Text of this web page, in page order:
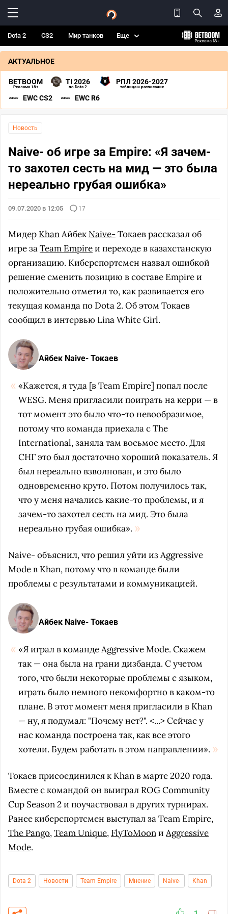
Dota 2 CS2 Мир танков Еще
АКТУАЛЬНОЕ
BETBOOM
Реклама 18+
TI 2026
по Dota 2
РПЛ 2026-2027
таблица и расписание
EWC CS2 EWC R6
Новость
Naive- об игре за Empire: «Я зачем-
то захотел сесть на мид — это была
нереально грубая ошибка»
09.07.2020 в 12:05 17
Мидер KhanАйбек Naive-Токаев рассказал об
игре заTeam Empireи переходе в казахстанскую
организацию. Киберспортсмен назвал ошибкой
решение сменить позицию в составе Empire и
положительно отметил то, как развивается его
текущая команда по Dota 2. Об этом Токаев
сообщил в интервью Lina White Girl.
Айбек Naive- Токаев
«Кажется, я туда [в Team Empire] попал после
WESG. Меня пригласили поиграть на керри — в
тот момент это было что-то невообразимое,
потому что команда приехала с The
International, заняла там восьмое место. Для
СНГ это был достаточно хороший показатель. Я
был нереально взволнован, и это было
одновременно круто. Потом получилось так,
что у меня начались какие-то проблемы, и я
зачем-то захотел сесть на мид. Это была
нереально грубая ошибка».
Naive- объяснил, что решил уйти из Aggressive
Mode в Khan, потому что в команде были
проблемы с результатами и коммуникацией.
Айбек Naive- Токаев
«Я играл в команде Aggressive Mode. Скажем
так — она была на грани дизбанда. С учетом
того, что были некоторые проблемы с языком,
играть было немного некомфортно в каком-то
плане. В этот момент меня пригласили в Khan
— ну, я подумал: "Почему нет?". <...> Сейчас у
нас команда построена так, как все этого
хотели. Будем работать в этом направлении».
Токаев присоединился к Khan в марте 2020 года.
Вместе с командой он выиграл ROG Community
Cup Season 2 и поучаствовал в других турнирах.
Ранее киберспортсмен выступал за Team Empire,
The Pango,Team Unique, FlyToMoonи Aggressive
Mode.
Dota 2 Новости Team Empire Мнение Naive- Khan